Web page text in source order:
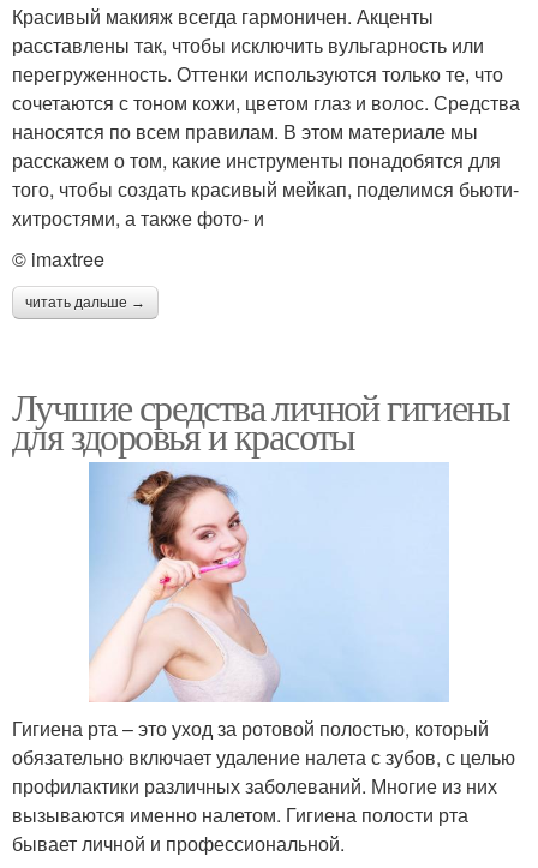
Красивый макияж всегда гармоничен. Акценты
расставлены так, чтобы исключить вульгарность или
перегруженность. Оттенки используются только те, что
сочетаются с тоном кожи, цветом глаз и волос. Средства
наносятся по всем правилам. В этом материале мы
расскажем о том, какие инструменты понадобятся для
того, чтобы создать красивый мейкап, поделимся бьюти-
хитростями, а также фото- и
© imaxtree
читать дальше →
Лучшие средства личной гигиены
для здоровья и красоты
Гигиена рта – это уход за ротовой полостью, который
обязательно включает удаление налета с зубов, с целью
профилактики различных заболеваний. Многие из них
вызываются именно налетом. Гигиена полости рта
бывает личной и профессиональной.